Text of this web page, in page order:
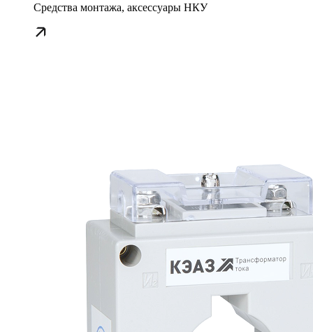
Средства монтажа, аксессуары НКУ